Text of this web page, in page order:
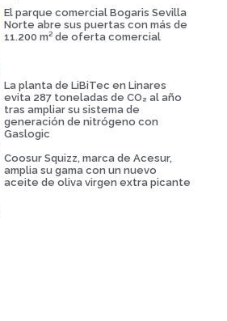
El parque comercial Bogaris Sevilla
Norte abre sus puertas con más de
11.200 m² de oferta comercial
La planta de LiBiTec en Linares
evita 287 toneladas de CO₂ al año
tras ampliar su sistema de
generación de nitrógeno con
Gaslogic
Coosur Squizz, marca de Acesur,
amplia su gama con un nuevo
aceite de oliva virgen extra picante